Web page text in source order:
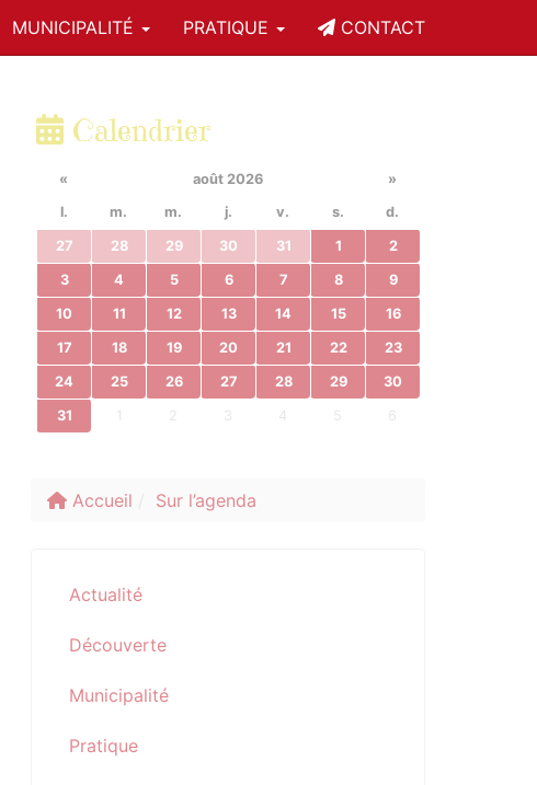
MUNICIPALITÉ PRATIQUE CONTACT
Calendrier
« août 2026
»
l.
m. m. j. v. s. d.
27 28 29 30 31 1 2
3 4 5 6 7 8 9
10 11 12 13 14 15 16
17 18 19 20 21 22 23
24 25 26 27 28 29 30
31 1 2 3 4 5 6
Accueil Sur l’agenda
Actualité
Découverte
Municipalité
Pratique